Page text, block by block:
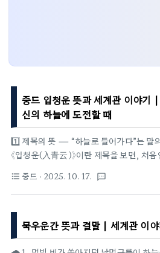
중드 입청운 뜻과 세계관 이야기
신의 하늘에 도전할 때
1️⃣ 제목의 뜻 ― “하늘로 들어가다”는 말
《입청운(入青云)》이란 제목을 보면, 처음
는 청운(靑雲)은 물리적 공간이 아니라 ‘의
원’이에요.“입(入)”은 선택의 동사입니다
허락해서 들어가는 게 아니라 스스로의 의
두드리는 행위를 뜻하죠.이 세계에서 ‘청운
신계(神界)가 아닙니다.그건 인간이 감정
format_list_bulleted 중드 · 2025. 10. 17. textsms
묵우운간 뜻과 결말 | 세계관 이야